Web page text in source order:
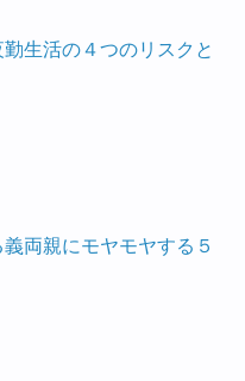
生活の４つのリスクと
両親にモヤモヤする５